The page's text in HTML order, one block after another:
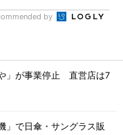
by
」が事業停止 直営店は7
」で日傘・サングラス販